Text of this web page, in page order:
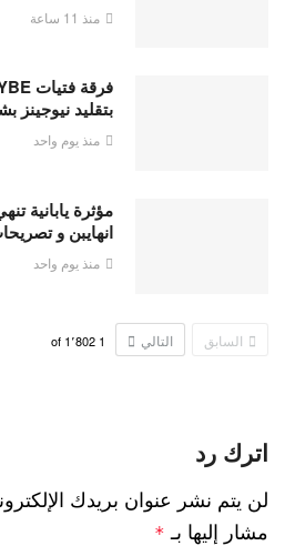
منذ 11 ساعة
بتقليد
منذ يوم واحد
مؤثرة يابانية
انهايبن و
منذ يوم واحد
السابق التالي 1 1٬802
اترك رد
لن يتم نشر عنوان بريدك
مشار إليها بـ *